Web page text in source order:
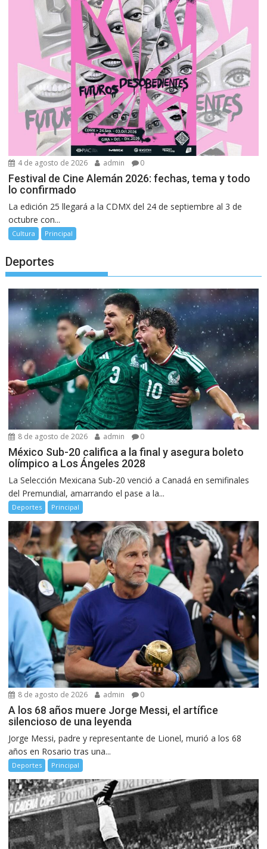
4 de agosto de 2026 admin 0
Festival de Cine Alemán 2026: fechas, tema y todo
lo confirmado
La edición 25 llegará a la CDMX del 24 de septiembre al 3 de
octubre con...
Cultura Principal
Deportes
8 de agosto de 2026 admin 0
México Sub-20 califica a la final y asegura boleto
olímpico a Los Ángeles 2028
La Selección Mexicana Sub-20 venció a Canadá en semifinales
del Premundial, amarrando el pase a la...
Deportes Principal
8 de agosto de 2026 admin 0
A los 68 años muere Jorge Messi, el artífice
silencioso de una leyenda
Jorge Messi, padre y representante de Lionel, murió a los 68
años en Rosario tras una...
Deportes Principal